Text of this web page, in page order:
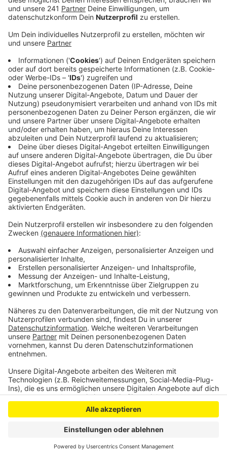
Anzeige
noch nicht vorbei ist, planen wir wieder mutiger,
sagt Veranstalter Werner Nolden.
Veröffentlicht:Freitag, 22.04.2022 06:33
Anzeige
Los geht´s mit dem Schützen- und Volksfest in
Schlebusch Mitte Juni: Die Verträge mit den
Schaustellern sind geschlossen und auch das
Bühnenprogramm steht. Am Fest-Sonntag feiert
Henning Krautmacher seinen Schlebuscher Bühnen-
Abschied – er steigt zum Jahresende bei den Höhnern
aus. Mitte August verwandelt sich die Schusterinsel in
Opladen dann wieder vier Tage lang zur Bierbörsen-
Festinsel. In diesem Jahr soll sie wieder etwas größer
ausfallen. Bis wir wieder so feiern wie vor Corona - wird
es aber bestimmt noch zwei Jahre dauern, sagt
Nolden. Immerhin, am Bierbörsen-Montag soll
wenn auch etwas kleiner als gewohnt.
Anzeige
Anzeige